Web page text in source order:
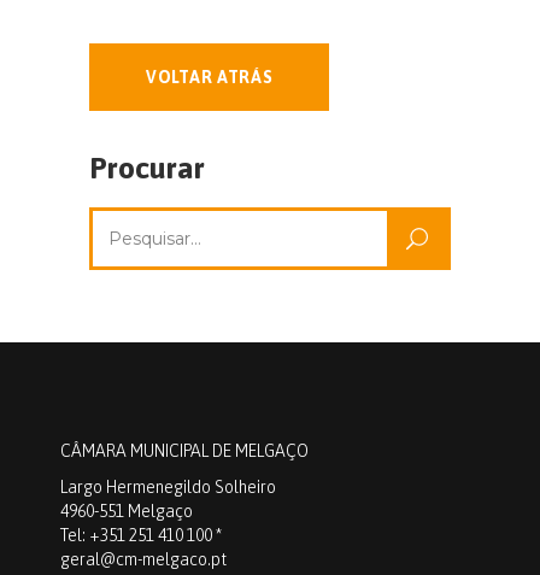
VOLTAR ATRÁS
Procurar
por:
CÂMARA MUNICIPAL DE MELGAÇO
Largo Hermenegildo Solheiro
4960-551 Melgaço
Tel: +351 251 410 100 *
geral@cm-melgaco.pt